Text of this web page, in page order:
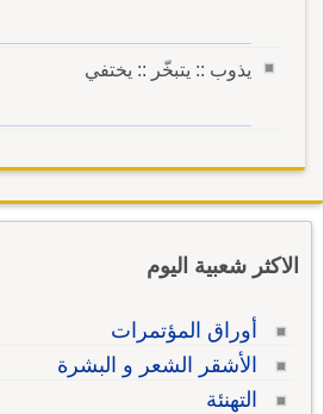
يذوب :: يتبخّر :: يختفي
الاكثر شعبية اليوم
أوراق المؤتمرات
الأشقر الشعر و البشرة
التهنئة